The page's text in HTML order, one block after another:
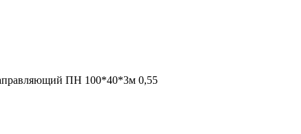
ПН 100*40*3м 0,55